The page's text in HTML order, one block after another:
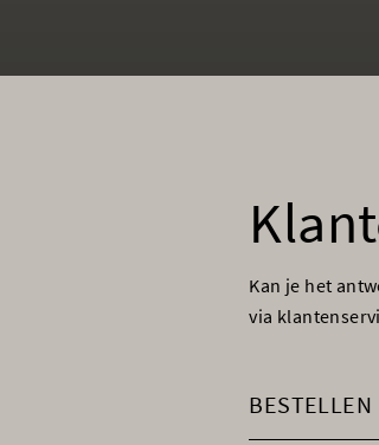
Kan je het
via
BESTELLEN